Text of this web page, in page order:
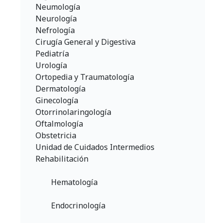
Neumología
Neurología
Nefrología
Cirugía General y Digestiva
Pediatría
Urología
Ortopedia y Traumatología
Dermatología
Ginecología
Otorrinolaringología
Oftalmología
Obstetricia
Unidad de Cuidados Intermedios
Rehabilitación
	Hematología
	Endocrinología